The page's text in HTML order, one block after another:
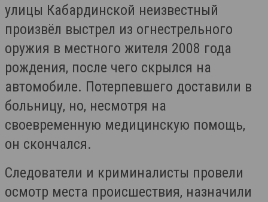
улицы Кабардинской неизвестный
произвёл выстрел из огнестрельного
оружия в местного жителя 2008 года
рождения, после чего скрылся на
автомобиле. Потерпевшего доставили в
больницу, но, несмотря на
своевременную медицинскую помощь,
он скончался.
Следователи и криминалисты провели
осмотр места происшествия, назначили